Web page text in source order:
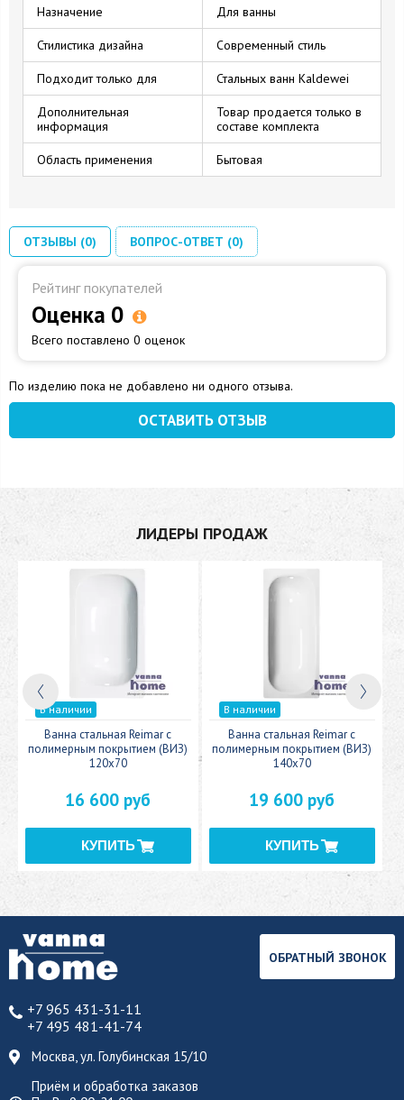
Назначение Для ванны
Стилистика дизайна Современный стиль
Подходит только для Стальных ванн Kaldewei
Дополнительная
информация
Товар продается только в
составе комплекта
Область применения Бытовая
ОТЗЫВЫ (0) ВОПРОС-ОТВЕТ (0)
Рейтинг покупателей
Оценка 0
Всего поставлено 0 оценок
По изделию пока не добавлено ни одного отзыва.
ОСТАВИТЬ ОТЗЫВ
ЛИДЕРЫ ПРОДАЖ
В наличии
Ванна стальная Reimar с
полимерным покрытием (ВИЗ)
120x70
16 600 руб
В наличии
Ванна стальная Reimar с
полимерным покрытием (ВИЗ)
140x70
19 600 руб
+7 965 431-31-11
+7 495 481-41-74
Москва, ул. Голубинская 15/10
Приём и обработка заказов
ОБРАТНЫЙ ЗВОНОК